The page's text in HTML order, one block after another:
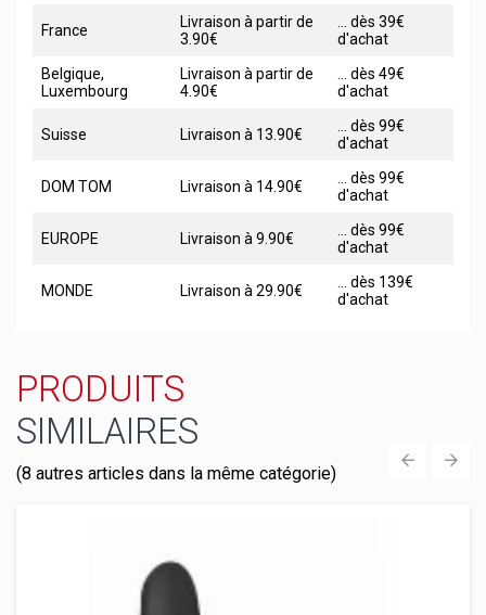
France
Livraison à partir de
3.90€
... dès 39€
d'achat
Belgique,
Luxembourg
Livraison à partir de
4.90€
... dès 49€
d'achat
Suisse Livraison à 13.90€
... dès 99€
d'achat
DOM TOM Livraison à 14.90€
... dès 99€
d'achat
EUROPE Livraison à 9.90€
... dès 99€
d'achat
MONDE Livraison à 29.90€
... dès 139€
d'achat
PRODUITS
SIMILAIRES
(8 autres articles dans la même catégorie)